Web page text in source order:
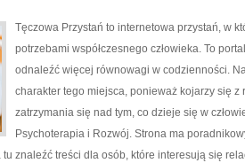
Tęczowa Przystań to internetowa przystań, w
potrzebami współczesnego człowieka. To
odnaleźć więcej równowagi w codzienności.
charakter tego miejsca, ponieważ kojarzy się
zatrzymania się nad tym, co dzieje się w
Psychoterapia i Rozwój. Strona ma
znaleźć treści dla osób, które interesują się